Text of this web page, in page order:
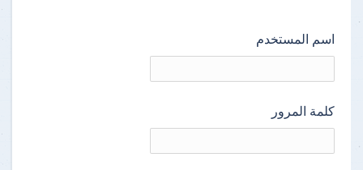
اسم المستخدم
كلمة المرور